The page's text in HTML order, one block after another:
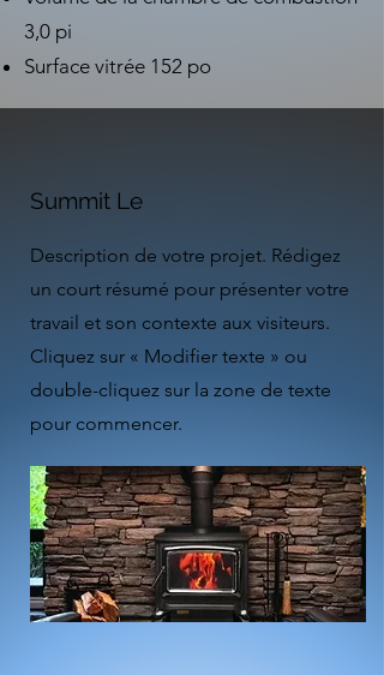
3,0 pi
Surface vitrée 152 po
Summit Le
Description de votre projet. Rédigez
un court résumé pour présenter votre
travail et son contexte aux visiteurs.
Cliquez sur « Modifier texte » ou
double-cliquez sur la zone de texte
pour commencer.